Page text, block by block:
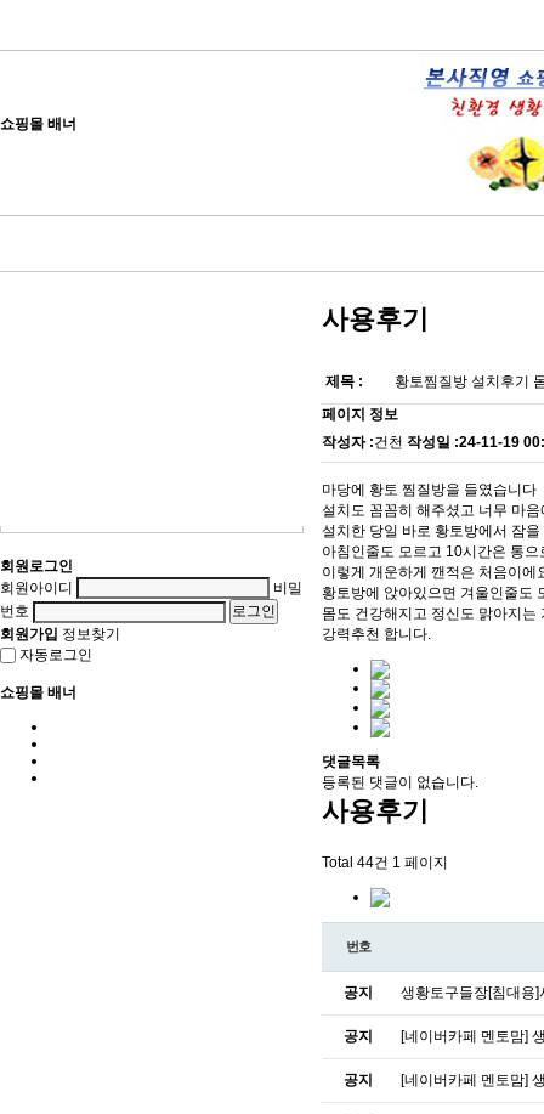
쇼핑몰 배너
회원로그인
회원아이디
비밀
번호
회원가입 정보찾기
자동로그인
쇼핑몰 배너
사용후기
제목 :
황토찜질방 설치후기
페이지 정보
작성자 :건천 작성일 :24-11-19
마당에 황토 찜질방을 들였습니다
설치도 꼼꼼히 해주셨고 너무 마
설치한 당일 바로 황토방에서 잠
아침인줄도 모르고 10시간은 통
이렇게 개운하게 깬적은 처음이에
황토방에 앉아있으면 겨울인줄도
몸도 건강해지고 정신도 맑아지는
강력추천 합니다.
댓글목록
등록된 댓글이 없습니다.
사용후기
Total 44건 1 페이지
번호
공지 생황토구들장[침대용
공지 [네이버카페 멘토맘]
공지 [네이버카페 멘토맘]